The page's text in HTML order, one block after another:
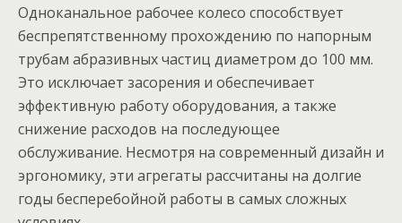
Одноканальное рабочее колесо способствует
беспрепятственному прохождению по напорным
трубам абразивных частиц диаметром до 100 мм.
Это исключает засорения и обеспечивает
эффективную работу оборудования, а также
снижение расходов на последующее
обслуживание. Несмотря на современный дизайн и
эргономику, эти агрегаты рассчитаны на долгие
годы бесперебойной работы в самых сложных